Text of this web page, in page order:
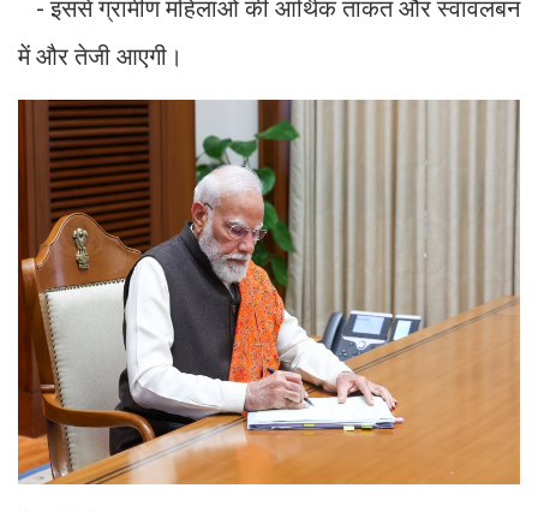
- इससे ग्रामीण महिलाओं की आर्थिक ताकत और स्वावलंबन
में और तेजी आएगी।